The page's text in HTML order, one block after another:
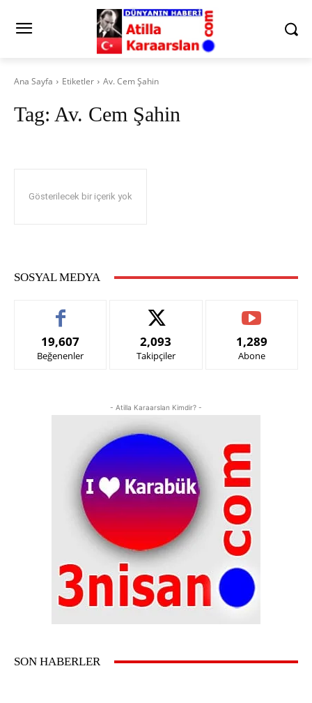
Ana Sayfa Etiketler Av. Cem Şahin
Tag: Av. Cem Şahin
Gösterilecek bir içerik yok
SOSYAL MEDYA
19,607
Beğenenler
2,093
Takipçiler
1,289
Abone
- Atilla Karaarslan Kimdir? -
SON HABERLER